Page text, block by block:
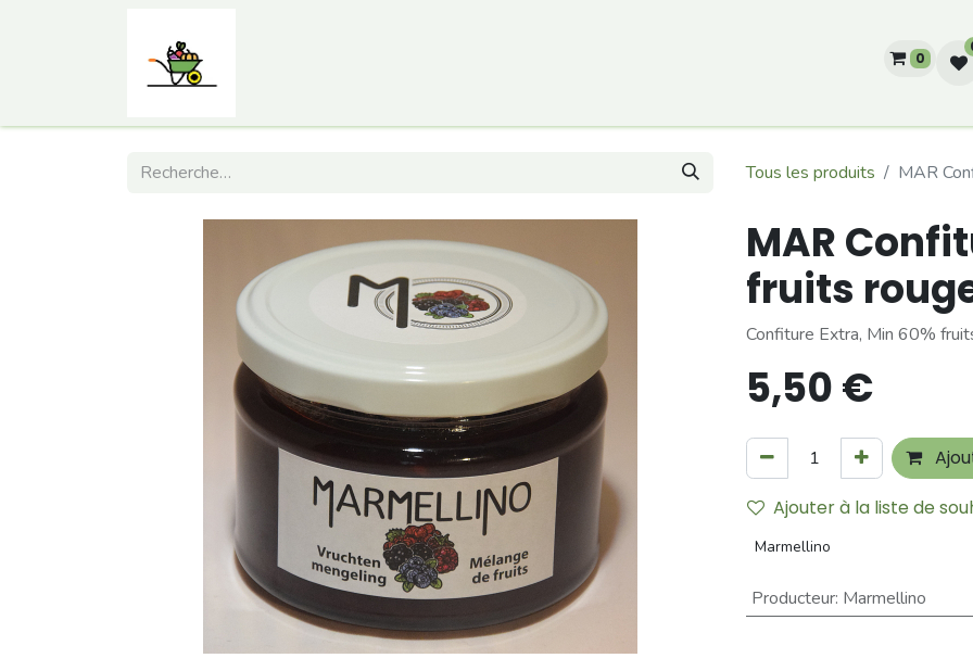
0
Tous les produits MAR
MAR
fruits
Confiture Extra, Min 60%
5,50€
Ajouter à la liste de
Marmellino
Producteur: Marmellino